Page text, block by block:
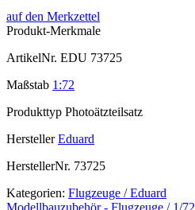
auf den Merkzettel
Produkt-Merkmale
ArtikelNr. EDU 73725
Maßstab 1:72
Produkttyp Photoätzteilsatz
Hersteller Eduard
HerstellerNr. 73725
Kategorien: Flugzeuge / Eduard